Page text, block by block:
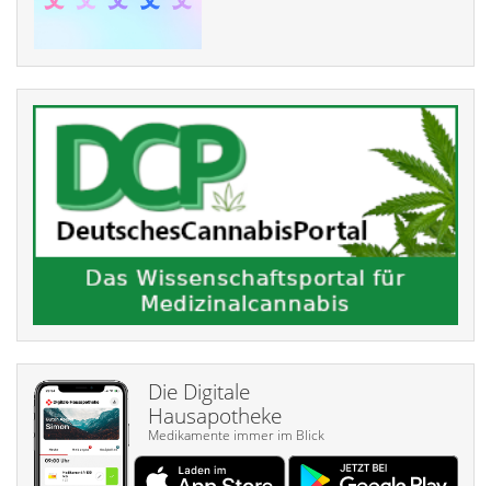
Die Digitale
Hausapotheke
Medikamente immer im Blick